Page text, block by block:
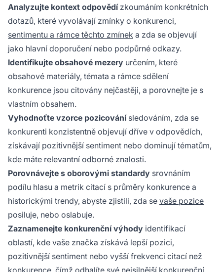
Analyzujte kontext odpovědízkoumáním konkrétních
dotazů, které vyvolávají zmínky o konkurenci,
sentimentu a rámce těchto zmínek a zda se objevují
jako hlavní doporučení nebo podpůrné odkazy.
Identifikujte obsahové mezery určením, které
obsahové materiály, témata a rámce sdělení
konkurence jsou citovány nejčastěji, a porovnejte je s
vlastním obsahem.
Vyhodnoťte vzorce pozicovánísledováním, zda se
konkurenti konzistentně objevují dříve v odpovědích,
získávají pozitivnější sentiment nebo dominují tématům,
kde máte relevantní odborné znalosti.
Porovnávejte s oborovými standardy srovnáním
podílu hlasu a metrik citací s průměry konkurence a
historickými trendy, abyste zjistili, zda se vaše pozice
posiluje, nebo oslabuje.
Zaznamenejte konkurenční výhody identifikací
oblastí, kde vaše značka získává lepší pozici,
pozitivnější sentiment nebo vyšší frekvenci citací než
konkurence, čímž odhalíte své nejsilnější konkurenční